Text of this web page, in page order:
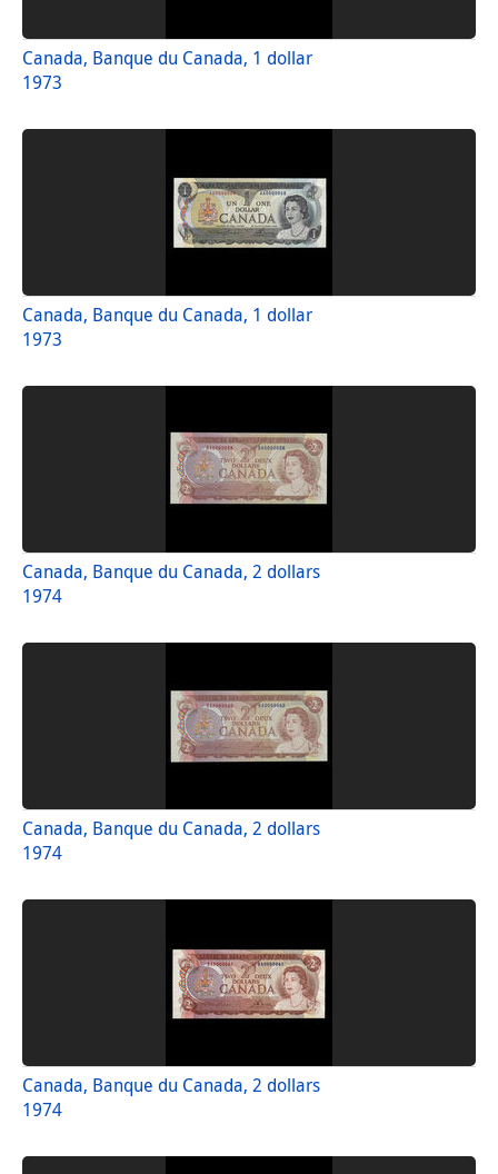
Canada, Banque du Canada, 1 dollar
1973
Canada, Banque du Canada, 1 dollar
1973
Canada, Banque du Canada, 2 dollars
1974
Canada, Banque du Canada, 2 dollars
1974
Canada, Banque du Canada, 2 dollars
1974